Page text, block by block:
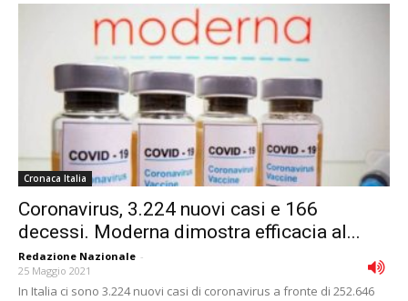
Cronaca Italia
Coronavirus, 3.224 nuovi casi e 166
decessi. Moderna dimostra efficacia al...
Redazione Nazionale -
25 Maggio 2021
In Italia ci sono 3.224 nuovi casi di coronavirus a fronte di 252.646